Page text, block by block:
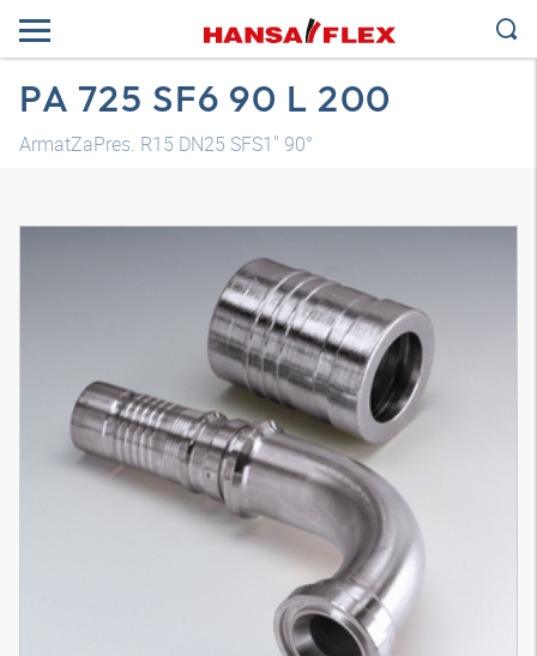
PA 725 SF6 90 L 200
ArmatZaPres. R15 DN25 SFS1" 90°
3D model